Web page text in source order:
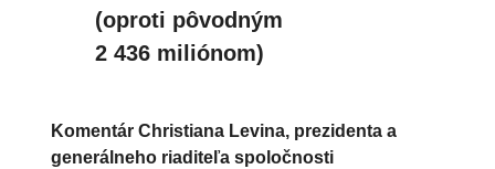
(oproti pôvodným
2 436 miliónom)
Komentár Christiana Levina, prezidenta a
generálneho riaditeľa spoločnosti